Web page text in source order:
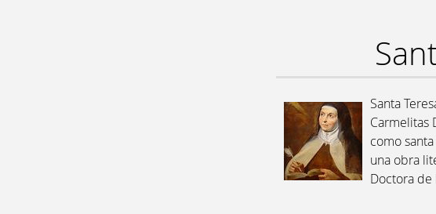
Santa
Carmelitas
como
una obra
Doctora de